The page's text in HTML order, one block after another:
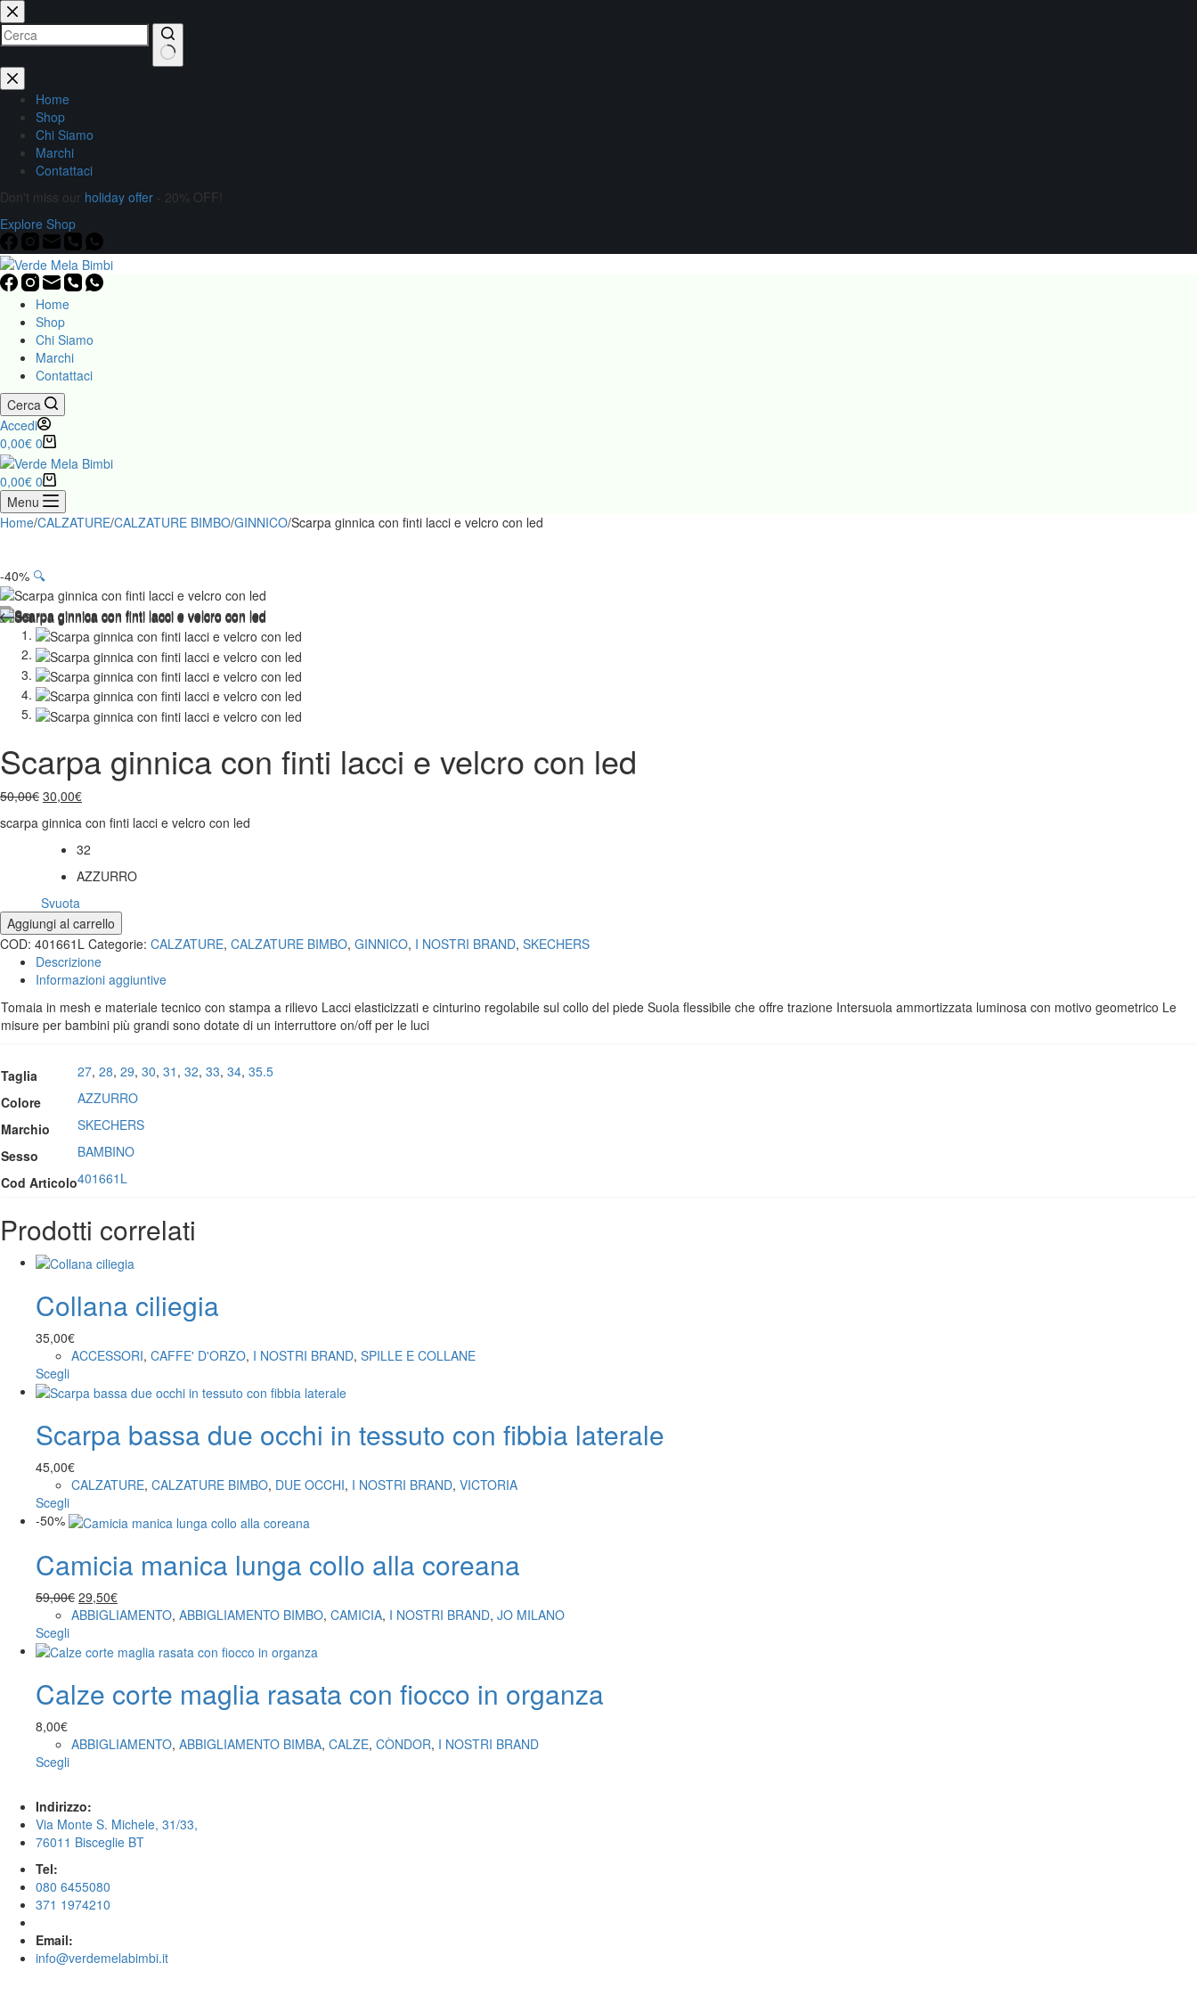
Home
Shop
Chi Siamo
Marchi
Contattaci
Don't miss our holiday offer - 20% OFF!
Explore Shop
Home
Shop
Chi Siamo
Marchi
Contattaci
Cerca
Accedi
0,00€ 0
0,00€ 0
Menu
Home/CALZATURE/CALZATURE BIMBO/GINNICO/Scarpa ginnica con finti lacci e velcro con led
-40% 🔍
Scarpa ginnica con finti lacci e velcro con led
50,00€ 30,00€
scarpa ginnica con finti lacci e velcro con led
32
AZZURRO
Svuota
Aggiungi al carrello
COD: 401661L Categorie: CALZATURE, CALZATURE BIMBO, GINNICO, I NOSTRI BRAND, SKECHERS
Descrizione
Informazioni aggiuntive
Tomaia in mesh e materiale tecnico con stampa a rilievo Lacci elasticizzati e cinturino regolabile sul collo del piede Suola flessibile che offre trazione Intersuola ammortizzata luminosa con motivo geometrico Le
misure per bambini più grandi sono dotate di un interruttore on/off per le luci
Taglia 27, 28, 29, 30, 31 , 32, 33, 34, 35.5
Colore
AZZURRO
Marchio
SKECHERS
Sesso
BAMBINO
Cod Articolo401661L
Prodotti correlati
Collana ciliegia
35,00€
ACCESSORI, CAFFE' D'ORZO, I NOSTRI BRAND, SPILLE E COLLANE
Scegli
Scarpa bassa due occhi in tessuto con fibbia laterale
45,00€
CALZATURE, CALZATURE BIMBO, DUE OCCHI, I NOSTRI BRAND, VICTORIA
Scegli
-50%
Camicia manica lunga collo alla coreana
59,00€ 29,50€
ABBIGLIAMENTO, ABBIGLIAMENTO BIMBO, CAMICIA, I NOSTRI BRAND, JO MILANO
Scegli
Calze corte maglia rasata con fiocco in organza
8,00€
ABBIGLIAMENTO, ABBIGLIAMENTO BIMBA, CALZE, CÒNDOR, I NOSTRI BRAND
Scegli
Indirizzo:
Via Monte S. Michele, 31/33,
76011 Bisceglie BT
Tel:
080 6455080
371 1974210
Email:
info@verdemelabimbi.it